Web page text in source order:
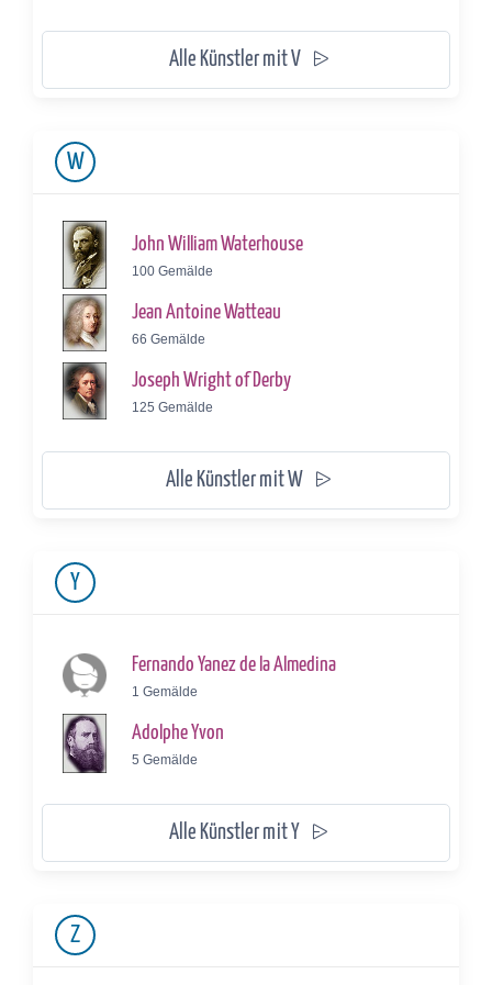
Alle Künstler mit V
W
John William Waterhouse
100 Gemälde
Jean Antoine Watteau
66 Gemälde
Joseph Wright of Derby
125 Gemälde
Alle Künstler mit W
Y
Fernando Yanez de la Almedina
1 Gemälde
Adolphe Yvon
5 Gemälde
Alle Künstler mit Y
Z